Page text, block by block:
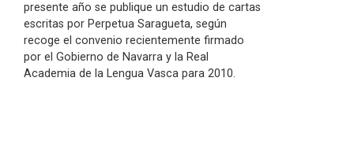
presente año se publique un estudio de cartas
escritas por Perpetua Saragueta, según
recoge el convenio recientemente firmado
por el Gobierno de Navarra y la Real
Academia de la Lengua Vasca para 2010.